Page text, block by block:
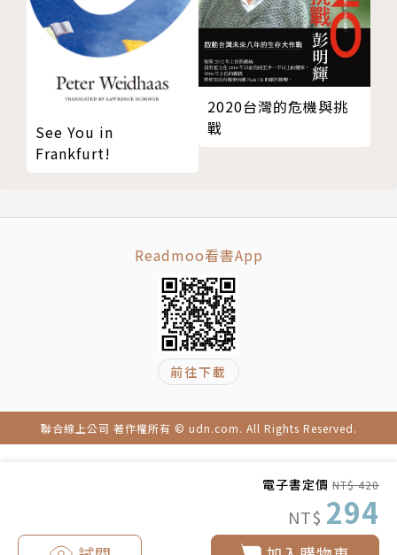
電子書定價 NT$ 420
NT$ 294
走過時代動亂，台海世紀大遷徙後的歲月逐步安逸，時
光流動太快，許多舊事都來不及記錄瞬間就消逝。
沈春池文教基金會因此架起《搶救遷臺歷史記憶庫》，
拍攝千部磅礡紀錄片，再也以細緻紙本補遺，系列出版
物無異是豐藏與驅動的印證，給予兩岸文學正面省思。
沈春池先生（1909-1988）為福建詔安人，本從事教
育工作，抗戰軍興乃投筆從戎，臺灣光復後奉派來臺，
多年後以中校軍階退伍。春池先生一生清廉正直，198
8年3月八十歲壽誕當天，哲嗣沈慶京先生公開宣布籌
設「沈春池文教基金會」，年底春池先生以耆壽辭世。
沈春池文教基金會創立至今36年，是臺灣較早從事兩
為兩岸交流、弘揚中華文化盡心盡力，在不斷努力推動
下，歷年陸續舉辦的文化交流活動，地點遍及兩岸各
地，深獲各界肯定。
輯七 舊物絮語，典藏眷戀
一方郵票一世情．伍世文
愛與祝福，隨長命鎖來到異鄉．蒲玉蓓
全民瘋籃球．李清傑
山溝土洞裡的克難診療間．趙善燦
關家小舖的互助情懷．關雪寶
限金門通用的貨幣？．范姜泰基
精裝手工版中華民國護照．何運元
從流亡學生到春風化雨．廖汝章
戰火下的平民生活．程鳳翥
雷虎騰空揚國威．唐毓秦
拌炒淵遠流長的家鄉味．王近年
版權頁
See You in
Frankfurt!
2020台灣的危機與挑
戰
Readmoo看書App
前往下載
聯合線上公司 著作權所有 © udn.com. All Rights Reserved.